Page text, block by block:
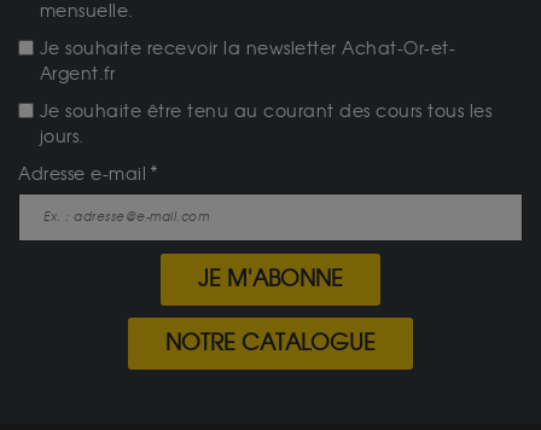
mensuelle.
Je souhaite recevoir la newsletter Achat-Or-et-
Argent.fr
Je souhaite être tenu au courant des cours tous les
jours.
Adresse e-mail
JE M'ABONNE
NOTRE CATALOGUE